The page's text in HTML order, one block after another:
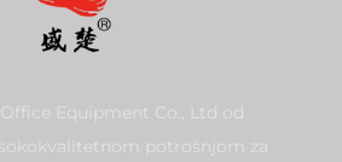
Equipment Co., Ltd od
potrošnjom za